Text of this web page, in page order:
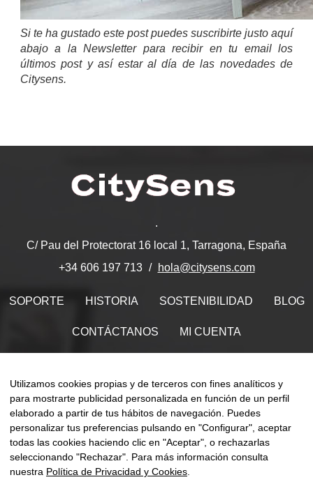
Si te ha gustado este post puedes suscribirte justo aquí
abajo a la Newsletter para recibir en tu email los
últimos post y así estar al día de las novedades de
Citysens.
.
C/ Pau del Protectorat 16 local 1, Tarragona, España
+34 606 197 713
hola@citysens.com
SOPORTE HISTORIA SOSTENIBILIDAD BLOG
CONTÁCTANOS MI CUENTA
ES 0
Utilizamos cookies propias y de terceros con fines analíticos y
para mostrarte publicidad personalizada en función de un perfil
elaborado a partir de tus hábitos de navegación. Puedes
personalizar tus preferencias pulsando en "Configurar", aceptar
todas las cookies haciendo clic en "Aceptar", o rechazarlas
seleccionando "Rechazar". Para más información consulta
nuestra Política de Privacidad y Cookies